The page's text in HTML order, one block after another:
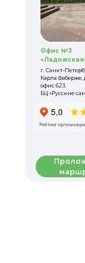
Офис №3
г. Санкт-
Карла Фаберже,
офис 623.
БЦ «Русские